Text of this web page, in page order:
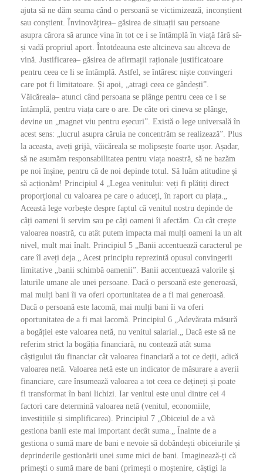
ajuta să ne dăm seama când o persoană se victimizează, inconștient
sau conștient. Învinovățirea– găsirea de situații sau persoane
asupra cărora să arunce vina în tot ce i se întâmplă în viață fără să-
și vadă propriul aport. Întotdeauna este altcineva sau altceva de
vină. Justificarea– găsirea de afirmații raționale justificatoare
pentru ceea ce li se întâmplă. Astfel, se întăresc niște convingeri
care pot fi limitatoare. Și apoi, „atragi ceea ce gândești”.
Văicăreala– atunci când persoana se plânge pentru ceea ce i se
întâmplă, pentru viața care o are. De câte ori cineva se plânge,
devine un „magnet viu pentru eșecuri”. Există o lege universală în
acest sens: „lucrul asupra căruia ne concentrăm se realizează”. Plus
la aceasta, aveți grijă, văicăreala se molipsește foarte ușor. Așadar,
să ne asumăm responsabilitatea pentru viața noastră, să ne bazăm
pe noi înșine, pentru că de noi depinde totul. Să luăm atitudine și
să acționăm! Principiul 4 „Legea venitului: veți fi plătiți direct
proporțional cu valoarea pe care o aduceți, în raport cu piața.„
Această lege vorbește despre faptul că venitul nostru depinde de
câți oameni îi servim sau pe câți oameni îi afectăm. Cu cât crește
valoarea noastră, cu atât putem impacta mai mulți oameni la un alt
nivel, mult mai înalt. Principiul 5 „Banii accentuează caracterul pe
care îl aveți deja.„ Acest principiu reprezintă opusul convingerii
limitative „banii schimbă oamenii”. Banii accentuează valorile și
laturile umane ale unei persoane. Dacă o persoană este generoasă,
mai mulți bani îi va oferi oportunitatea de a fi mai generoasă.
Dacă o persoană este lacomă, mai mulți bani îi va oferi
oportunitatea de a fi mai lacomă. Principiul 6 „Adevărata măsură
a bogăției este valoarea netă, nu venitul salarial.„ Dacă este să ne
referim strict la bogăția financiară, nu contează atât suma
câștigului tău financiar cât valoarea financiară a tot ce deții, adică
valoarea netă. Valoarea netă este un indicator de măsurare a averii
financiare, care însumează valoarea a tot ceea ce dețineți și poate
fi transformat în bani lichizi. Iar venitul este unul dintre cei 4
factori care determină valoarea netă (venitul, economiile,
investițiile și simplificarea). Principiul 7 „Obiceiul de a vă
gestiona banii este mai important decât suma.„ Înainte de a
gestiona o sumă mare de bani e nevoie să dobândești obiceiurile și
deprinderile gestionării unei sume mici de bani. Imaginează-ți că
primești o sumă mare de bani (primești o moștenire, câștigi la